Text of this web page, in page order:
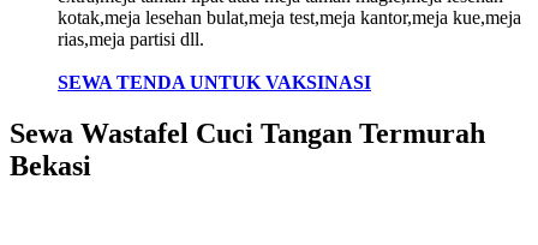
kotak,meja lesehan bulat,meja test,meja kantor,meja kue,meja
rias,meja partisi dll.
SEWA TENDA UNTUK VAKSINASI
Sewa Wastafel Cuci Tangan Termurah
Bekasi